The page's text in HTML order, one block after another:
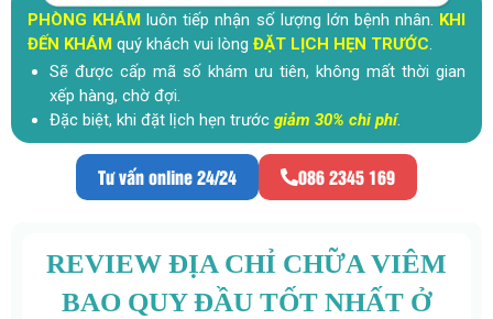
PHÒNG KHÁM luôn tiếp nhận số lượng lớn bệnh nhân. KHI
ĐẾN KHÁM quý khách vui lòng ĐẶT LỊCH HẸN TRƯỚC.
Sẽ được cấp mã số khám ưu tiên, không mất thời gian
xếp hàng, chờ đợi.
Đặc biệt, khi đặt lịch hẹn trước giảm 30% chi phí.
Tư vấn online 24/24 086 2345 169
REVIEW ĐỊA CHỈ CHỮA VIÊM
BAO QUY ĐẦU TỐT NHẤT Ở